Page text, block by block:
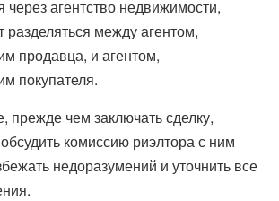
через агентство недвижимости,
разделяться между агентом,
продавца, и агентом,
покупателя.
прежде чем заключать сделку,
комиссию риэлтора с ним
недоразумений и уточнить все